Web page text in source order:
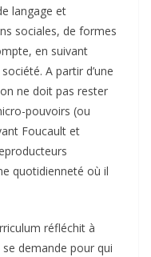
langage et
sociales, de formes
en suivant
A partir d’une
ne doit pas rester
pouvoirs (ou
Foucault et
quotidienneté où il
réfléchit à
demande pour qui